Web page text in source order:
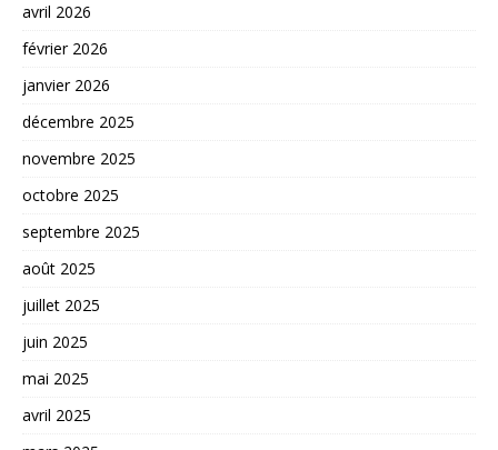
avril 2026
février 2026
janvier 2026
décembre 2025
novembre 2025
octobre 2025
septembre 2025
août 2025
juillet 2025
juin 2025
mai 2025
avril 2025